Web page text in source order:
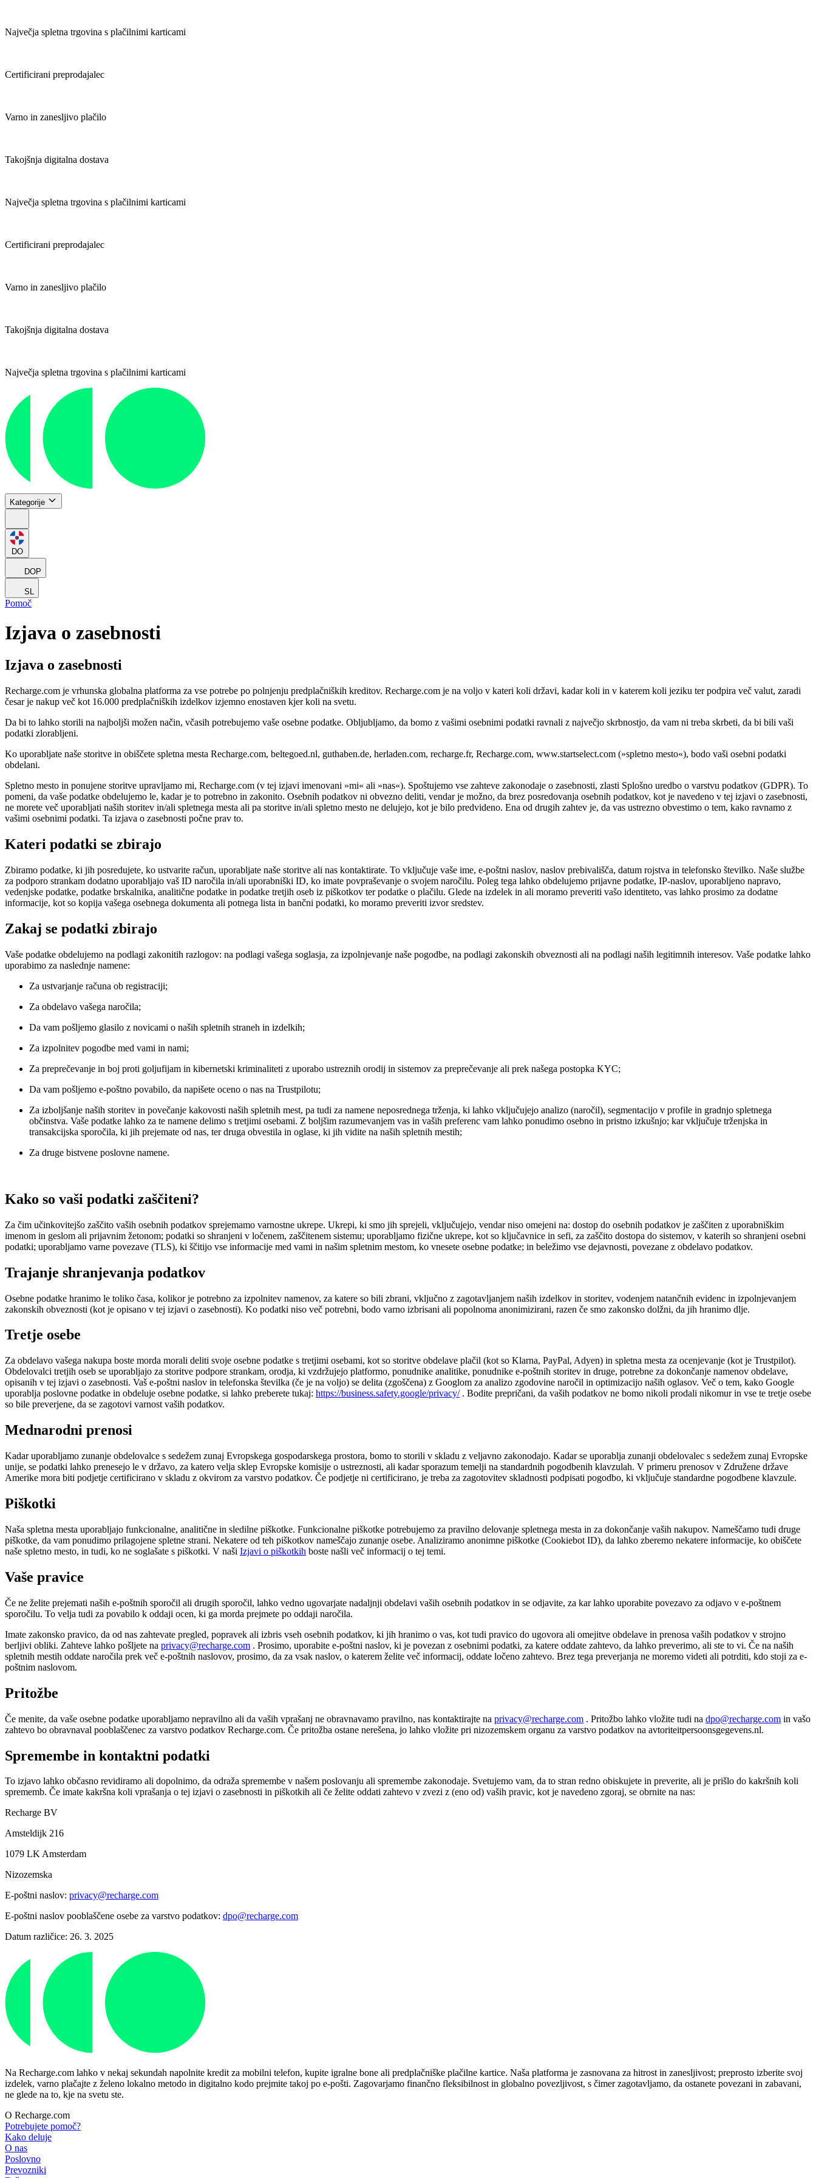
Največja spletna trgovina s plačilnimi karticami
Certificirani preprodajalec
Varno in zanesljivo plačilo
Takojšnja digitalna dostava
Največja spletna trgovina s plačilnimi karticami
Certificirani preprodajalec
Varno in zanesljivo plačilo
Takojšnja digitalna dostava
Največja spletna trgovina s plačilnimi karticami
Kategorije
DO
DOP
SL
Pomoč
Izjava o zasebnosti
Izjava o zasebnosti
Recharge.com je vrhunska globalna platforma za vse potrebe po polnjenju predplačniških kreditov. Recharge.com je na voljo v kateri koli državi, kadar koli in v katerem koli jeziku ter podpira več valut, zaradi
česar je nakup več kot 16.000 predplačniških izdelkov izjemno enostaven kjer koli na svetu.
Da bi to lahko storili na najboljši možen način, včasih potrebujemo vaše osebne podatke. Obljubljamo, da bomo z vašimi osebnimi podatki ravnali z največjo skrbnostjo, da vam ni treba skrbeti, da bi bili vaši
podatki zlorabljeni.
Ko uporabljate naše storitve in obiščete spletna mesta Recharge.com, beltegoed.nl, guthaben.de, herladen.com, recharge.fr, Recharge.com, www.startselect.com (»spletno mesto«), bodo vaši osebni podatki
obdelani.
Spletno mesto in ponujene storitve upravljamo mi, Recharge.com (v tej izjavi imenovani »mi« ali »nas«). Spoštujemo vse zahteve zakonodaje o zasebnosti, zlasti Splošno uredbo o varstvu podatkov (GDPR). To
pomeni, da vaše podatke obdelujemo le, kadar je to potrebno in zakonito. Osebnih podatkov ni obvezno deliti, vendar je možno, da brez posredovanja osebnih podatkov, kot je navedeno v tej izjavi o zasebnosti,
ne morete več uporabljati naših storitev in/ali spletnega mesta ali pa storitve in/ali spletno mesto ne delujejo, kot je bilo predvideno. Ena od drugih zahtev je, da vas ustrezno obvestimo o tem, kako ravnamo z
vašimi osebnimi podatki. Ta izjava o zasebnosti počne prav to.
Kateri podatki se zbirajo
Zbiramo podatke, ki jih posredujete, ko ustvarite račun, uporabljate naše storitve ali nas kontaktirate. To vključuje vaše ime, e-poštni naslov, naslov prebivališča, datum rojstva in telefonsko številko. Naše službe
za podporo strankam dodatno uporabljajo vaš ID naročila in/ali uporabniški ID, ko imate povpraševanje o svojem naročilu. Poleg tega lahko obdelujemo prijavne podatke, IP-naslov, uporabljeno napravo,
vedenjske podatke, podatke brskalnika, analitične podatke in podatke tretjih oseb iz piškotkov ter podatke o plačilu. Glede na izdelek in ali moramo preveriti vašo identiteto, vas lahko prosimo za dodatne
informacije, kot so kopija vašega osebnega dokumenta ali potnega lista in bančni podatki, ko moramo preveriti izvor sredstev.
Zakaj se podatki zbirajo
Vaše podatke obdelujemo na podlagi zakonitih razlogov: na podlagi vašega soglasja, za izpolnjevanje naše pogodbe, na podlagi zakonskih obveznosti ali na podlagi naših legitimnih interesov. Vaše podatke lahko
uporabimo za naslednje namene:
Za ustvarjanje računa ob registraciji;
Za obdelavo vašega naročila;
Da vam pošljemo glasilo z novicami o naših spletnih straneh in izdelkih;
Za izpolnitev pogodbe med vami in nami;
Za preprečevanje in boj proti goljufijam in kibernetski kriminaliteti z uporabo ustreznih orodij in sistemov za preprečevanje ali prek našega postopka KYC;
Da vam pošljemo e-poštno povabilo, da napišete oceno o nas na Trustpilotu;
Za izboljšanje naših storitev in povečanje kakovosti naših spletnih mest, pa tudi za namene neposrednega trženja, ki lahko vključujejo analizo (naročil), segmentacijo v profile in gradnjo spletnega
občinstva. Vaše podatke lahko za te namene delimo s tretjimi osebami. Z boljšim razumevanjem vas in vaših preferenc vam lahko ponudimo osebno in pristno izkušnjo; kar vključuje trženjska in
transakcijska sporočila, ki jih prejemate od nas, ter druga obvestila in oglase, ki jih vidite na naših spletnih mestih;
Za druge bistvene poslovne namene.
Kako so vaši podatki zaščiteni?
Za čim učinkovitejšo zaščito vaših osebnih podatkov sprejemamo varnostne ukrepe. Ukrepi, ki smo jih sprejeli, vključujejo, vendar niso omejeni na: dostop do osebnih podatkov je zaščiten z uporabniškim
imenom in geslom ali prijavnim žetonom; podatki so shranjeni v ločenem, zaščitenem sistemu; uporabljamo fizične ukrepe, kot so ključavnice in sefi, za zaščito dostopa do sistemov, v katerih so shranjeni osebni
podatki; uporabljamo varne povezave (TLS), ki ščitijo vse informacije med vami in našim spletnim mestom, ko vnesete osebne podatke; in beležimo vse dejavnosti, povezane z obdelavo podatkov.
Trajanje shranjevanja podatkov
Osebne podatke hranimo le toliko časa, kolikor je potrebno za izpolnitev namenov, za katere so bili zbrani, vključno z zagotavljanjem naših izdelkov in storitev, vodenjem natančnih evidenc in izpolnjevanjem
zakonskih obveznosti (kot je opisano v tej izjavi o zasebnosti). Ko podatki niso več potrebni, bodo varno izbrisani ali popolnoma anonimizirani, razen če smo zakonsko dolžni, da jih hranimo dlje.
Tretje osebe
Za obdelavo vašega nakupa boste morda morali deliti svoje osebne podatke s tretjimi osebami, kot so storitve obdelave plačil (kot so Klarna, PayPal, Adyen) in spletna mesta za ocenjevanje (kot je Trustpilot).
Obdelovalci tretjih oseb se uporabljajo za storitve podpore strankam, orodja, ki vzdržujejo platformo, ponudnike analitike, ponudnike e-poštnih storitev in druge, potrebne za dokončanje namenov obdelave,
opisanih v tej izjavi o zasebnosti. Vaš e-poštni naslov in telefonska številka (če je na voljo) se delita (zgoščena) z Googlom za analizo zgodovine naročil in optimizacijo naših oglasov. Več o tem, kako Google
uporablja poslovne podatke in obdeluje osebne podatke, si lahko preberete tukaj: https://business.safety.google/privacy/. Bodite prepričani, da vaših podatkov ne bomo nikoli prodali nikomur in vse te tretje osebe
so bile preverjene, da se zagotovi varnost vaših podatkov.
Mednarodni prenosi
Kadar uporabljamo zunanje obdelovalce s sedežem zunaj Evropskega gospodarskega prostora, bomo to storili v skladu z veljavno zakonodajo. Kadar se uporablja zunanji obdelovalec s sedežem zunaj Evropske
unije, se podatki lahko prenesejo le v državo, za katero velja sklep Evropske komisije o ustreznosti, ali kadar sporazum temelji na standardnih pogodbenih klavzulah. V primeru prenosov v Združene države
Amerike mora biti podjetje certificirano v skladu z okvirom za varstvo podatkov. Če podjetje ni certificirano, je treba za zagotovitev skladnosti podpisati pogodbo, ki vključuje standardne pogodbene klavzule.
Piškotki
Naša spletna mesta uporabljajo funkcionalne, analitične in sledilne piškotke. Funkcionalne piškotke potrebujemo za pravilno delovanje spletnega mesta in za dokončanje vaših nakupov. Nameščamo tudi druge
piškotke, da vam ponudimo prilagojene spletne strani. Nekatere od teh piškotkov nameščajo zunanje osebe. Analiziramo anonimne piškotke (Cookiebot ID), da lahko zberemo nekatere informacije, ko obiščete
naše spletno mesto, in tudi, ko ne soglašate s piškotki. V naši Izjavi o piškotkih boste našli več informacij o tej temi.
Vaše pravice
Če ne želite prejemati naših e-poštnih sporočil ali drugih sporočil, lahko vedno ugovarjate nadaljnji obdelavi vaših osebnih podatkov in se odjavite, za kar lahko uporabite povezavo za odjavo v e-poštnem
sporočilu. To velja tudi za povabilo k oddaji ocen, ki ga morda prejmete po oddaji naročila.
Imate zakonsko pravico, da od nas zahtevate pregled, popravek ali izbris vseh osebnih podatkov, ki jih hranimo o vas, kot tudi pravico do ugovora ali omejitve obdelave in prenosa vaših podatkov v strojno
berljivi obliki. Zahteve lahko pošljete na privacy@recharge.com . Prosimo, uporabite e-poštni naslov, ki je povezan z osebnimi podatki, za katere oddate zahtevo, da lahko preverimo, ali ste to vi. Če na naših
spletnih mestih oddate naročila prek več e-poštnih naslovov, prosimo, da za vsak naslov, o katerem želite več informacij, oddate ločeno zahtevo. Brez tega preverjanja ne moremo videti ali potrditi, kdo stoji za e-
poštnim naslovom.
Pritožbe
Če menite, da vaše osebne podatke uporabljamo nepravilno ali da vaših vprašanj ne obravnavamo pravilno, nas kontaktirajte na privacy@recharge.com . Pritožbo lahko vložite tudi na dpo@recharge.com in vašo
zahtevo bo obravnaval pooblaščenec za varstvo podatkov Recharge.com. Če pritožba ostane nerešena, jo lahko vložite pri nizozemskem organu za varstvo podatkov na avtoriteitpersoonsgegevens.nl.
Spremembe in kontaktni podatki
To izjavo lahko občasno revidiramo ali dopolnimo, da odraža spremembe v našem poslovanju ali spremembe zakonodaje. Svetujemo vam, da to stran redno obiskujete in preverite, ali je prišlo do kakršnih koli
sprememb. Če imate kakršna koli vprašanja o tej izjavi o zasebnosti in piškotkih ali če želite oddati zahtevo v zvezi z (eno od) vaših pravic, kot je navedeno zgoraj, se obrnite na nas:
Recharge BV
Amsteldijk 216
1079 LK Amsterdam
Nizozemska
E-poštni naslov: privacy@recharge.com
E-poštni naslov pooblaščene osebe za varstvo podatkov: dpo@recharge.com
Datum različice: 26. 3. 2025
Na Recharge.com lahko v nekaj sekundah napolnite kredit za mobilni telefon, kupite igralne bone ali predplačniške plačilne kartice. Naša platforma je zasnovana za hitrost in zanesljivost; preprosto izberite svoj
izdelek, varno plačajte z želeno lokalno metodo in digitalno kodo prejmite takoj po e-pošti. Zagovarjamo finančno fleksibilnost in globalno povezljivost, s čimer zagotavljamo, da ostanete povezani in zabavani,
ne glede na to, kje na svetu ste.
O Recharge.com
Potrebujete pomoč?
Kako deluje
O nas
Poslovno
Prevozniki